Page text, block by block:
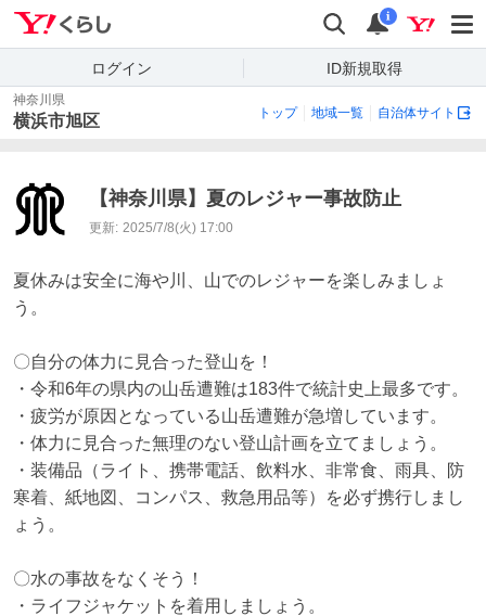
検索 通知
i
ログイン ID新規取得
神奈川県
横浜市旭区 トップ 地域一覧 自治体サイト
【神奈川県】夏のレジャー事故防止
更新: 2025/7/8(火) 17:00
夏休みは安全に海や川、山でのレジャーを楽しみましょ
う。
〇自分の体力に見合った登山を！
・令和6年の県内の山岳遭難は183件で統計史上最多です。
・疲労が原因となっている山岳遭難が急増しています。
・体力に見合った無理のない登山計画を立てましょう。
・装備品（ライト、携帯電話、飲料水、非常食、雨具、防
寒着、紙地図、コンパス、救急用品等）を必ず携行しまし
ょう。
〇水の事故をなくそう！
・ライフジャケットを着用しましょう。